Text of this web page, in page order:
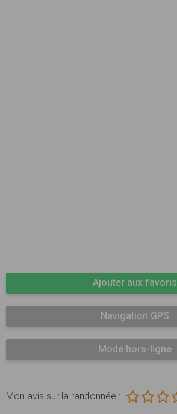
Ajouter aux favoris
Navigation GPS
Mode hors-ligne
Mon avis sur la randonnée :